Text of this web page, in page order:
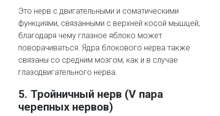
Это нерв с двигательными и соматическими
функциями, связанными с верхней косой мышцей,
благодаря чему глазное яблоко может
поворачиваться. Ядра блокового нерва также
связаны со средним мозгом, как и в случае
глазодвигательного нерва.
5. Тройничный нерв (V пара
черепных нервов)